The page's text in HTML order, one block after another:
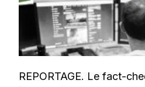
REPORTAGE. Le fact-